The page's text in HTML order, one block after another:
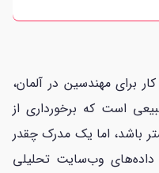
برای مهندسین در آلمان،
است که برخورداری از
باشد، اما یک مدرک چقدر
داده‌های وب‌سایت تحلیلی